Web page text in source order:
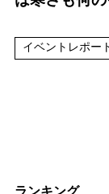
イベントレポー